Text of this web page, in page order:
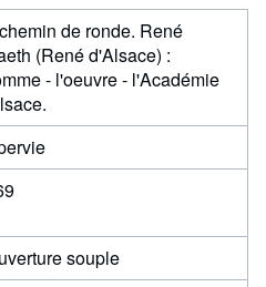
de ronde. René
(René d'Alsace) :
- l'oeuvre - l'Académie
souple